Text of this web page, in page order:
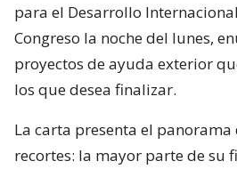
para el Desarrollo
Congreso la noche del lunes,
proyectos de ayuda exterior
los que desea finalizar.
La carta presenta el panorama
recortes: la mayor parte de su